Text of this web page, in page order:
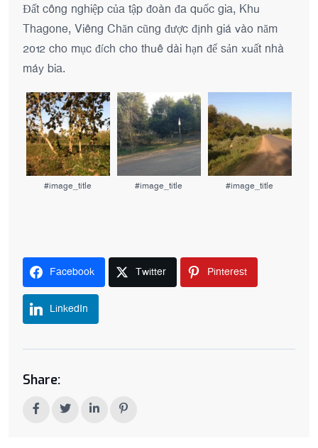
Đất công nghiệp của tập đoàn đa quốc gia, Khu
Thagone, Viêng Chăn cũng được định giá vào năm
2012 cho mục đích cho thuê dài hạn để sản xuất nhà
máy bia.
#image_title #image_title #image_title
Facebook Twitter Pinterest
LinkedIn
Share: